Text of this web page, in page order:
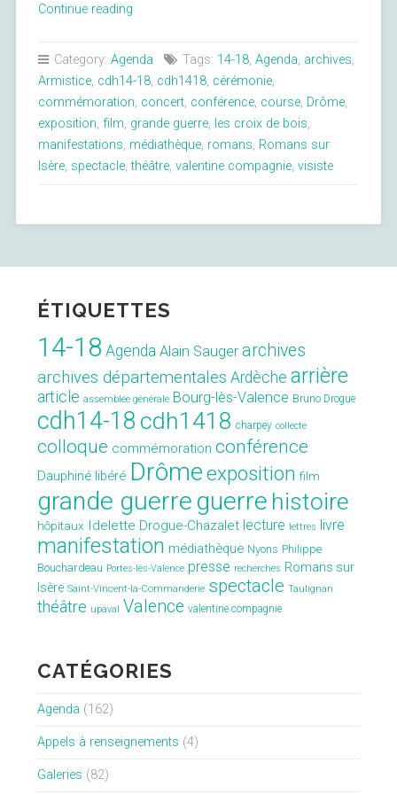
Continue reading« Romans
l’Armistice
1918-
Category: Agenda Tags: 14-18, Agenda, archives,
Armistice, cdh14-18, cdh1418, cérémonie,
commémoration, concert, conférence, course, Drôme,
exposition, film, grande guerre, les croix de bois,
manifestations, médiathèque, romans, Romans sur
Isère, spectacle,théâtre, valentine compagnie, visiste
ÉTIQUETTES
14-18 Agenda Alain Sauger archives
archives départementales Ardèche arrière
article assemblée générale Bourg-lès-Valence Bruno Drogue
cdh14-18 cdh1418 charpey collecte
colloque commémoration conférence
Dauphiné libéré Drômeexposition film
grande guerre guerre histoire
hôpitaux Idelette Drogue-Chazalet lecture lettres livre
manifestation médiathèque Nyons Philippe
Bouchardeau Portes-lès-Valence presse recherches Romans sur
Isère Saint-Vincent-la-Commanderie spectacle Taulignan
théâtre upaval Valence valentine compagnie
CATÉGORIES
Agenda (162)
Appels à renseignements (4)
Galeries (82)